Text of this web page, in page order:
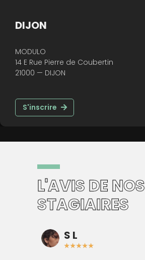
GRENOBLE
29 Rue Pierre Sémard,
38000 — GRENOBLE
S'inscrire
L'AVIS DE NOS
STAGIAIRES
S L
★★★★★